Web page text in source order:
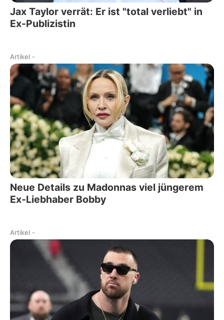
Jax Taylor verrät: Er ist "total verliebt" in
Ex-Publizistin
Artikel -
Neue Details zu Madonnas viel jüngerem
Ex-Liebhaber Bobby
Artikel -